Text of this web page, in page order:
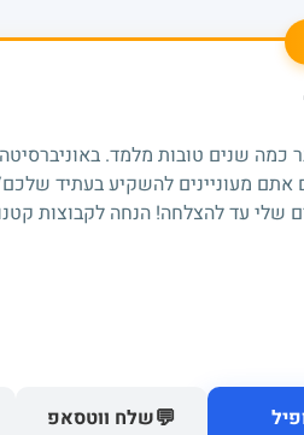
כמה שנים טובות מלמד.
אתם מעוניינים להשקיע בעתיד
שלי עד להצלחה! הנחה לקבוצות
💬שלח ווטסאפ